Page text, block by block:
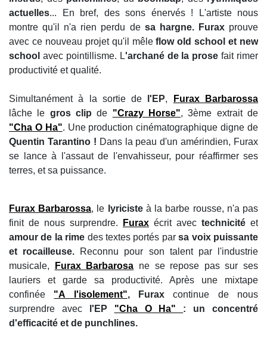
actuelles... En bref, des sons énervés ! L'artiste nous
montre qu'il n'a rien perdu de sa hargne. Furax prouve
avec ce nouveau projet qu'il mêleflow old school et new
school avec pointillisme. L'archané de la prose fait rimer
productivité et qualité.
Simultanément à la sortie de l'EP,
Furax Barbarossa
lâche le gros clip de "Crazy Horse", 3ème extrait de
"Cha O Ha". Une production cinématographique digne de
Quentin Tarantino ! Dans la peau d'un amérindien, Furax
se lance à l'assaut de l'envahisseur, pour réaffirmer ses
terres, et sa puissance.
Furax Barbarossa, le lyricisteà la barbe rousse, n'a pas
finit de nous surprendre.
Furax écrit avec technicité et
amour de la rime des textes portés parsa voix puissante
et rocailleuse.
Reconnu pour son talent par l'industrie
musicale,
Furax Barbarosa ne se repose pas sur ses
lauriers et garde sa productivité. Après une mixtape
confinée "A l'isolement", Furaxcontinue de nous
surprendre avec
l'EP "Cha O Ha" : un concentré
d'efficacité et de punchlines.